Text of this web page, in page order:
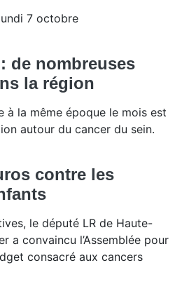
7 octobre
de nombreuses
la région
à la même époque le mois est
autour du cancer du sein.
contre les
le député LR de Haute-
a convaincu l’Assemblée pour
consacré aux cancers